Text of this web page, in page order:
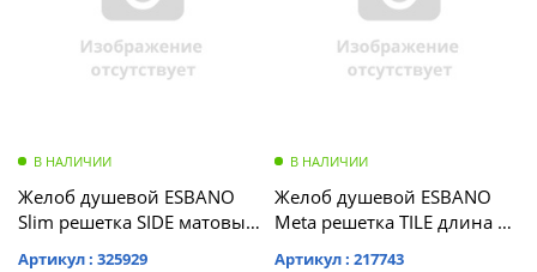
В НАЛИЧИИ
Желоб душевой ESBANO
Slim решетка SIDE матовый
Артикул : 325929
В НАЛИЧИИ
Желоб душевой ESBANO
Meta решетка TILE длина 60
Артикул : 217743